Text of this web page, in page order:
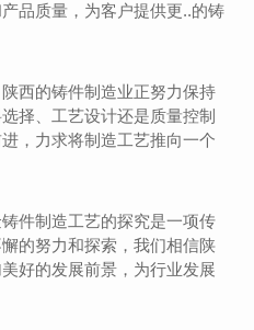
品质量，为客户提供更..的铸
西的铸件制造业正努力保持
择、工艺设计还是质量控制
，力求将制造工艺推向一个
件制造工艺的探究是一项传
的努力和探索，我们相信陕
好的发展前景，为行业发展